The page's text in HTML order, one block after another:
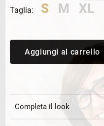
Taglia: S M XL
Aggiungi al carrello
Completa il look